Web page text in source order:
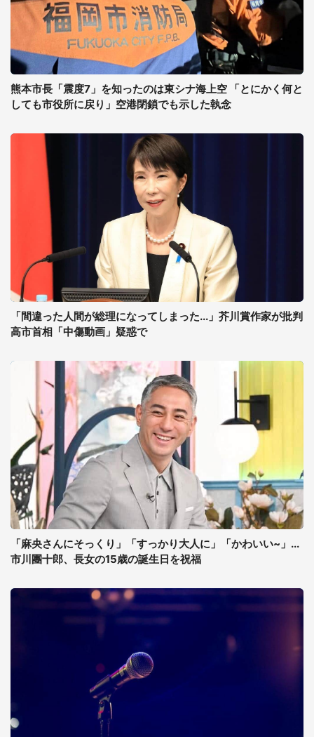
熊本市長「震度7」を知ったのは東シナ海上空 「とにかく何と
しても市役所に戻り」空港閉鎖でも示した執念
「間違った人間が総理になってしまった...」芥川賞作家が批判
高市首相「中傷動画」疑惑で
「麻央さんにそっくり」「すっかり大人に」「かわいい~」...
市川團十郎、長女の15歳の誕生日を祝福